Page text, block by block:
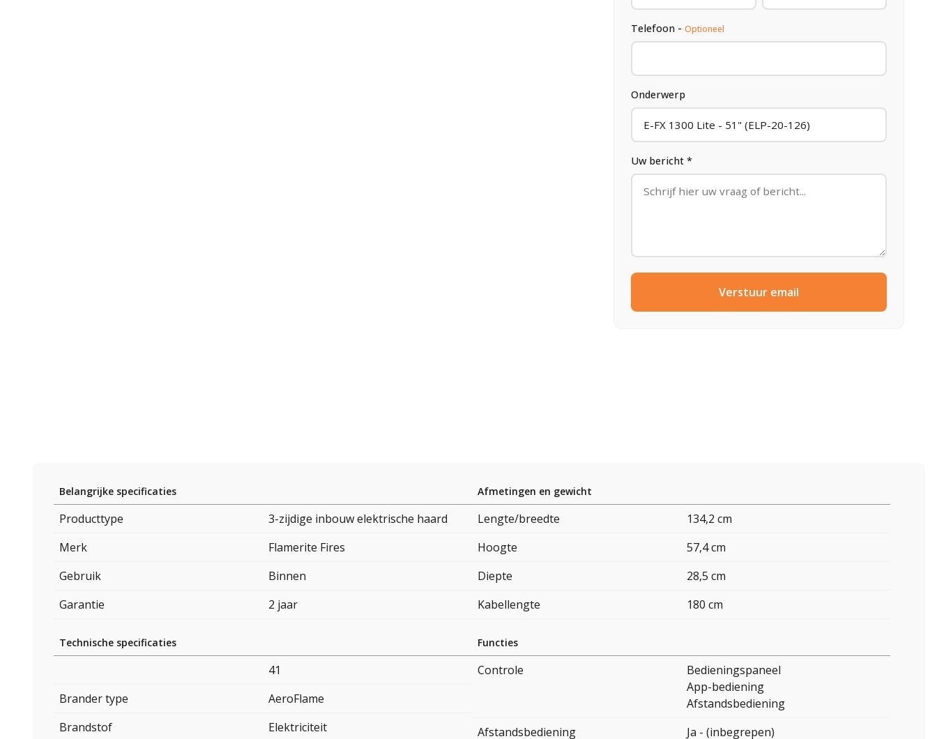
Telefoon -Optioneel
Onderwerp
Uw bericht *
Verstuur email
Belangrijke specificaties
Producttype
3-zijdige inbouw elektrische haard
Merk
Flamerite Fires
Gebruik
Binnen
Garantie
2 jaar
Afmetingen en gewicht
Lengte/breedte
134,2 cm
Hoogte
57,4 cm
Diepte
28,5 cm
Kabellengte
180 cm
Technische specificaties
41
Brander type
AeroFlame
Brandstof
Elektriciteit
Functies
Controle
Bedieningspaneel
App-bediening
Afstandsbediening
Afstandsbediening
Ja - (inbegrepen)